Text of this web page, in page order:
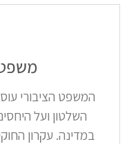
משפט
המשפט הציבורי
השלטון ועל
במדינה. עקרון